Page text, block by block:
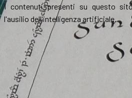
I contenuti presenti su questo
l'ausilio dell'intelligenza artificiale.